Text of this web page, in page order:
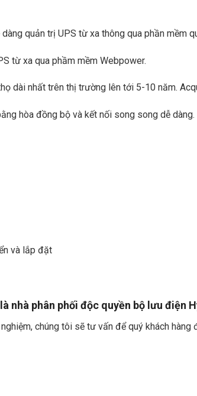
quản trị UPS từ xa thông qua phần mềm
từ xa qua phầm mềm Webpower.
dài nhất trên thị trường lên tới 5-10 năm.
hòa đồng bộ và kết nối song song dễ dàng.
và lắp đặt
nhà phân phối độc quyền bộ lưu điện
chúng tôi sẽ tư vấn để quý khách